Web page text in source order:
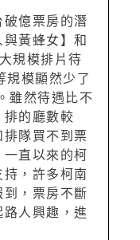
億票房的潛
黃蜂女】和
規模排片待
規模顯然少了
雖然待遇比不
排的廳數較
隊買不到票
直以來的柯
，許多柯南
，票房不斷
人興趣，進